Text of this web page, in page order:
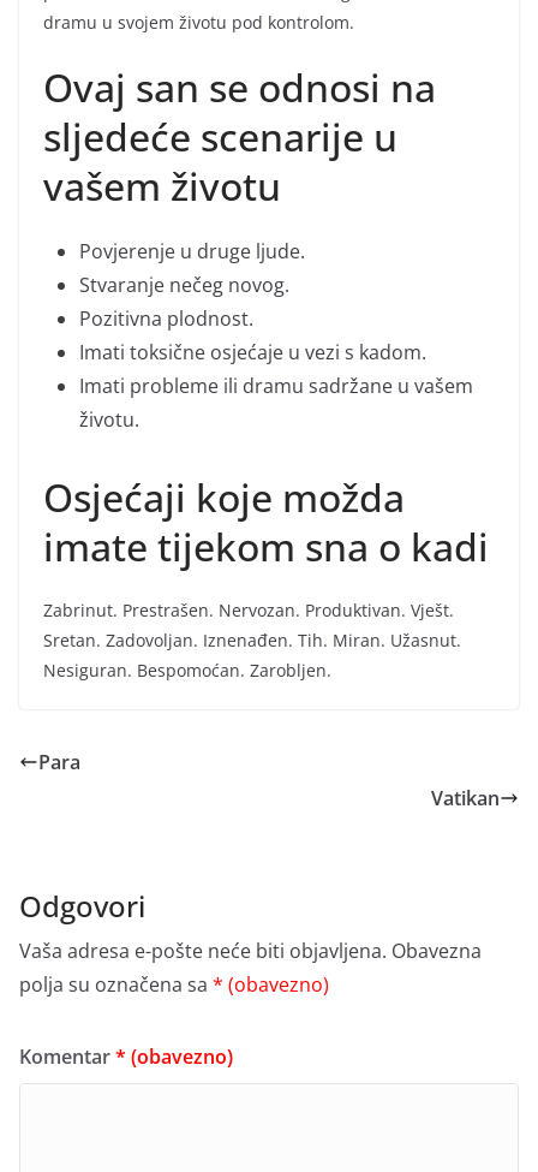
dramu u svojem životu pod kontrolom.
Ovaj san se odnosi na
sljedeće scenarije u
vašem životu
Povjerenje u druge ljude.
Stvaranje nečeg novog.
Pozitivna plodnost.
Imati toksične osjećaje u vezi s kadom.
Imati probleme ili dramu sadržane u vašem
životu.
Osjećaji koje možda
imate tijekom sna o kadi
Zabrinut. Prestrašen. Nervozan. Produktivan. Vješt.
Sretan. Zadovoljan. Iznenađen. Tih. Miran. Užasnut.
Nesiguran. Bespomoćan. Zarobljen.
Para
Vatikan
Odgovori
Vaša adresa e-pošte neće biti objavljena. Obavezna
polja su označena sa * (obavezno)
Komentar* (obavezno)